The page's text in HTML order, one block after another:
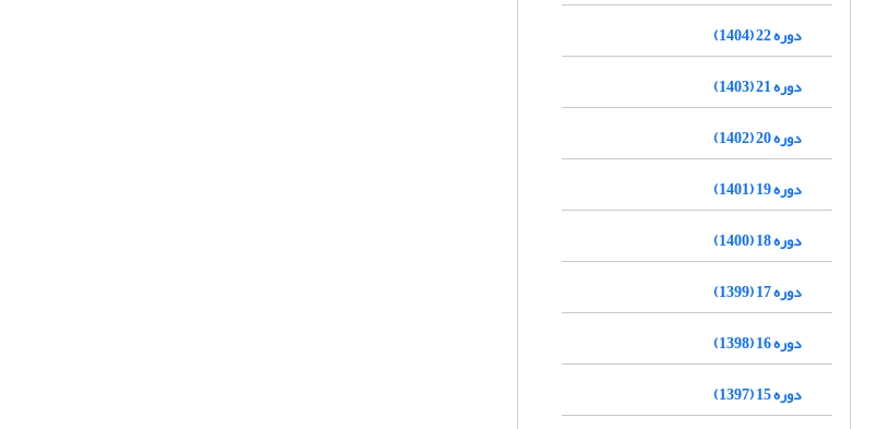
دوره 22 (1404)
دوره 21 (1403)
دوره 20 (1402)
دوره 19 (1401)
دوره 18 (1400)
دوره 17 (1399)
دوره 16 (1398)
دوره 15 (1397)